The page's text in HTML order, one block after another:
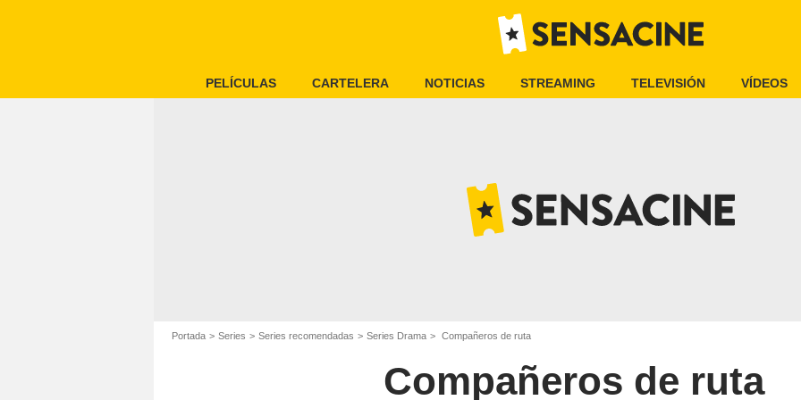
PELÍCULAS CARTELERA NOTICIAS STREAMING TELEVISIÓN VÍDEOS
Portada Series Series recomendadas Series Drama Compañeros de ruta
Compañeros de ruta